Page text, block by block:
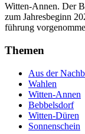
Witten-Annen. Der
zum Jahres­beginn
führung
Themen
Aus der
Wahlen
Witten-Annen
Bebbelsdorf
Witten-Düren
Sonnenschein